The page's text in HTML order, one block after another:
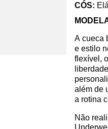
CÓS:
A cueca
e estilo
flexível,
além de
a rotina
Não